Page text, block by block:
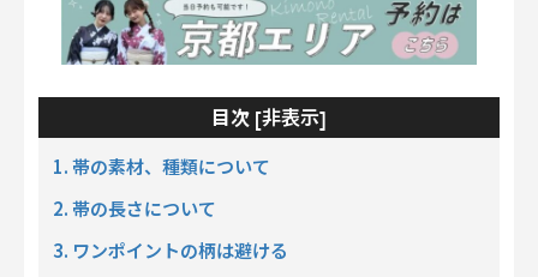
目次 [非表示]
1. 帯の素材、種類について
2. 帯の長さについて
3. ワンポイントの柄は避ける